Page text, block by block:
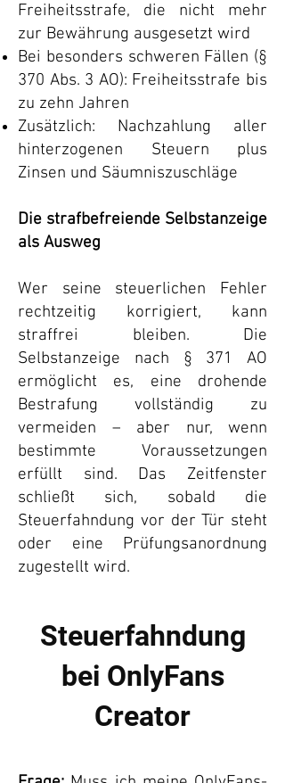
Freiheitsstrafe, die nicht mehr
zur Bewährung ausgesetzt wird
Bei besonders schweren Fällen (§
370 Abs. 3 AO): Freiheitsstrafe bis
zu zehn Jahren
Zusätzlich: Nachzahlung aller
hinterzogenen Steuern plus
Zinsen und Säumniszuschläge
Die strafbefreiende Selbstanzeige
als Ausweg
Wer seine steuerlichen Fehler
rechtzeitig korrigiert, kann
straffrei bleiben. Die
Selbstanzeige nach § 371 AO
ermöglicht es, eine drohende
Bestrafung vollständig zu
vermeiden – aber nur, wenn
bestimmte Voraussetzungen
erfüllt sind. Das Zeitfenster
schließt sich, sobald die
Steuerfahndung vor der Tür steht
oder eine Prüfungsanordnung
zugestellt wird.
Steuerfahndung
bei OnlyFans
Creator